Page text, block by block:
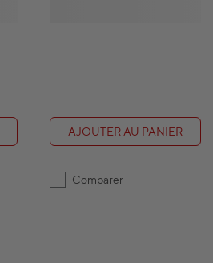
AJOUTER AU PANIER
Comparer